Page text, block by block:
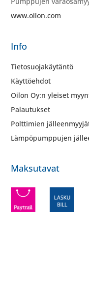
www.oilon.com
Info
Tietosuojakäytäntö
Käyttöehdot
Oilon Oy:n yleiset
Palautukset
Polttimien
Lämpöpumppujen
Maksutavat